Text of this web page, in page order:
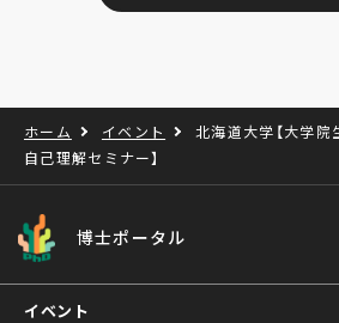
ホーム イベント
北海道大学【大学
自己理解セミナー】
博士ポータル
イベント